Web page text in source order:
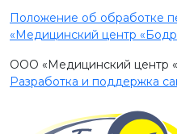
Положение об обработке
«Медицинский центр
ООО «Медицинский центр
Разработка и поддержка